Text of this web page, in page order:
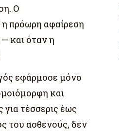
Ο
πρόωρη αφαίρεση
και όταν η
εφάρμοσε μόνο
και
τέσσερις έως
του ασθενούς, δεν